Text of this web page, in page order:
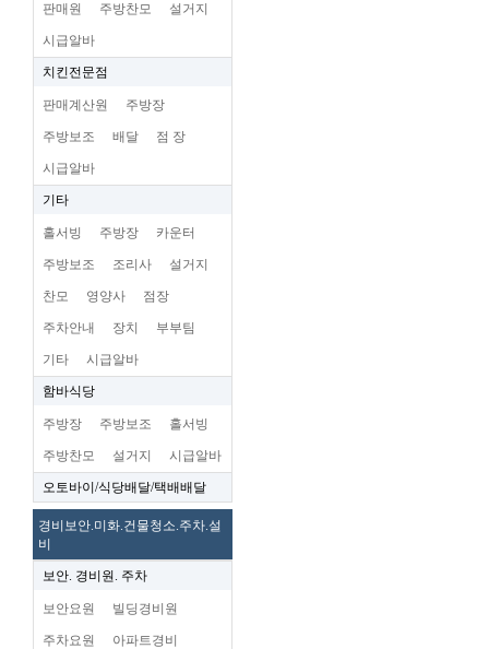
판매원 주방찬모 설거지
시급알바
치킨전문점
판매계산원 주방장
주방보조 배달 점 장
시급알바
기타
홀서빙 주방장 카운터
주방보조 조리사 설거지
찬모 영양사 점장
주차안내 장치 부부팀
기타 시급알바
함바식당
주방장 주방보조 홀서빙
주방찬모 설거지 시급알바
오토바이/식당배달/택배배달
경비보안.미화.건물청소.주차.설
비
보안. 경비원. 주차
보안요원 빌딩경비원
주차요원 아파트경비